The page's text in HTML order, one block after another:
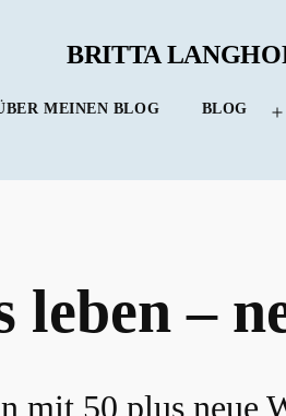
BRITTA
MEINEN BLOG BLOG
leben –
mit 50 plus neue